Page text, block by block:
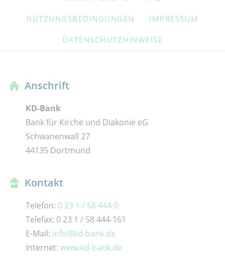
NUTZUNGSBEDINGUNGEN IMPRESSUM
DATENSCHUTZHINWEISE
Anschrift
KD-Bank
Bank für Kirche und Diakonie eG
Schwanenwall 27
44135 Dortmund
Kontakt
Telefon: 0 23 1 / 58 444-0
Telefax: 0 23 1 / 58 444-161
E-Mail: info@kd-bank.de
Internet: www.kd-bank.de